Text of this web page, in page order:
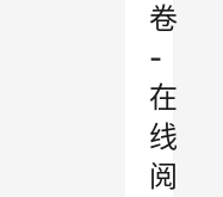
卷
-
在
线
阅